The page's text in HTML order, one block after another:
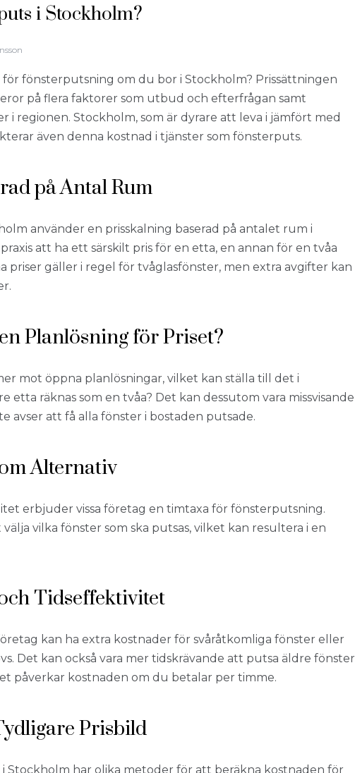
i Stockholm?
fönsterputsning om du bor i Stockholm? Prissättningen
på flera faktorer som utbud och efterfrågan samt
i regionen. Stockholm, som är dyrare att leva i jämfört med
även denna kostnad i tjänster som fönsterputs.
på Antal Rum
använder en prisskalning baserad på antalet rum i
att ha ett särskilt pris för en etta, en annan för en tvåa
priser gäller i regel för tvåglasfönster, men extra avgifter kan
Planlösning för Priset?
mot öppna planlösningar, vilket kan ställa till det i
etta räknas som en tvåa? Det kan dessutom vara missvisande
avser att få alla fönster i bostaden putsade.
Alternativ
erbjuder vissa företag en timtaxa för fönsterputsning.
vilka fönster som ska putsas, vilket kan resultera i en
Tidseffektivitet
kan ha extra kostnader för svåråtkomliga fönster eller
Det kan också vara mer tidskrävande att putsa äldre fönster
påverkar kostnaden om du betalar per timme.
Prisbild
Stockholm har olika metoder för att beräkna kostnaden för